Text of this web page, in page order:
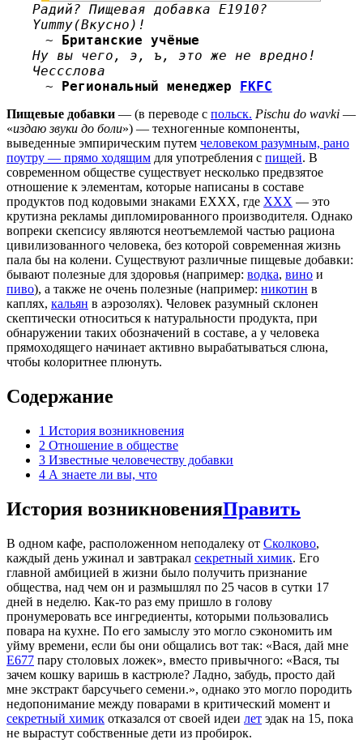
Радий? Пищевая добавка Е1910?
Yummy(Вкусно)!
~ Британские учёные
Ну вы чего, э, ъ, это же не вредно!
Чессслова
~ Региональный менеджер FKFC
Пищевые добавки — (в переводе с польск. Pisсhu do wavki —
«издаю звуки до боли») — техногенные компоненты,
выведенные эмпирическим путем человеком разумным, рано
поутру — прямо ходящим для употребления с пищей. В
современном обществе существует несколько предвзятое
отношение к элементам, которые написаны в составе
продуктов под кодовыми знаками EXXX, где XXX — это
крутизна рекламы дипломированного производителя. Однако
вопреки скепсису являются неотъемлемой частью рациона
цивилизованного человека, без которой современная жизнь
пала бы на колени. Существуют различные пищевые добавки:
бывают полезные для здоровья (например: водка, вино и
пиво), а также не очень полезные (например: никотин в
каплях, кальян в аэрозолях). Человек разумный склонен
скептически относиться к натуральности продукта, при
обнаружении таких обозначений в составе, а у человека
прямоходящего начинает активно вырабатываться слюна,
чтобы колоритнее плюнуть.
Содержание
1 История возникновения
2 Отношение в обществе
3 Известные человечеству добавки
4 А знаете ли вы, что
История возникновенияПравить
В одном кафе, расположенном неподалеку от Сколково,
каждый день ужинал и завтракал секретный химик. Его
главной амбицией в жизни было получить признание
общества, над чем он и размышлял по 25 часов в сутки 17
дней в неделю. Как-то раз ему пришло в голову
пронумеровать все ингредиенты, которыми пользовались
повара на кухне. По его замыслу это могло сэкономить им
уйму времени, если бы они общались вот так: «Вася, дай мне
E677 пару столовых ложек», вместо привычного: «Вася, ты
зачем кошку варишь в кастрюле? Ладно, забудь, просто дай
мне экстракт барсучьего семени.», однако это могло породить
недопонимание между поварами в критический момент и
секретный химик отказался от своей идеи лет эдак на 15, пока
не вырастут собственные дети из пробирок.